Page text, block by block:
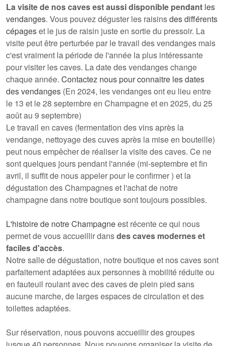
La visite de nos caves est aussi disponible pendant les
vendanges. Vous pouvez déguster les raisinsdes différents
cépageset le jus de raisin juste en sortie du pressoir. La
visite peut être perturbée par le travail des vendanges mais
c'est vraiment la période de l'année la plus intéressante
pour visiter les caves. La date des vendanges change
chaque année. Contactez nous pour connaitre les dates
des vendanges (En 2024, les vendanges ont eu lieu entre
le 13 et le 28 septembre en Champagne et en 2025, du 25
août au 9 septembre)
Le travail en caves (fermentation des vins après la
vendange, nettoyage descuves après la mise en bouteille)
peut nous empêcher de réaliser la visite des caves. Ce ne
sont quelques jours pendant l'année (mi-septembre et fin
avril, il suffit de nous appeler pour le confirmer ) et la
dégustation des Champagneset l'achat de notre
champagne dans notre boutiquesont toujours possibles.
L'histoire de notre Champagneest récente ce qui nous
permet de vous accueillir dansdes caves modernes et
faciles d'accès.
Notre salle de dégustation, notre boutique et nos caves sont
parfaitement adaptées aux personnes à mobilité réduite ou
en fauteuil roulant avec des caves de plein pied sans
aucune marche, de larges espaces de circulation et des
toilettes adaptées.
Sur réservation, nous pouvons accueillir des groupes